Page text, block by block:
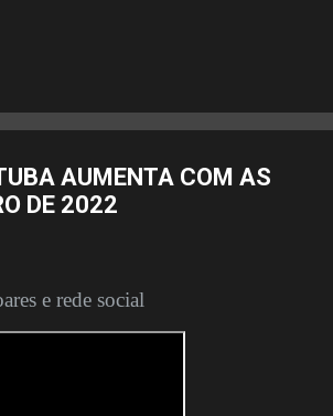
AUMENTA COM AS
DE 2022
e rede social